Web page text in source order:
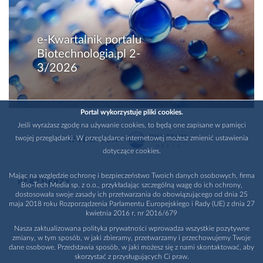
e-Kwartalnik portalu
Biotechnologia.pl 2-
3/2026
WYDAWCA
PARTNERZY
Portal wykorzystuje pliki cookies.
Jeśli wyrażasz zgodę na używanie cookies, to będą one zapisane w pamięci
twojej przeglądarki. W przeglądarce internetowej możesz zmienić ustawienia
dotyczące cookies.
Mając na względzie ochronę i bezpieczeństwo Twoich danych osobowych, firma
Bio-Tech Media sp. z o.o., przykładając szczególną wagę do ich ochrony,
dostosowała swoje zasady ich przetwarzania do obowiązującego od dnia 25
maja 2018 roku Rozporządzenia Parlamentu Europejskiego i Rady (UE) z dnia 27
kwietnia 2016 r. nr 2016/679
Nasza zaktualizowana polityka prywatności wprowadza wszystkie pozytywne
zmiany, w tym sposób, w jaki zbieramy, przetwarzamy i przechowujemy Twoje
dane osobowe. Przedstawia sposób, w jaki możesz się z nami skontaktować, aby
skorzystać z przysługujących Ci praw.